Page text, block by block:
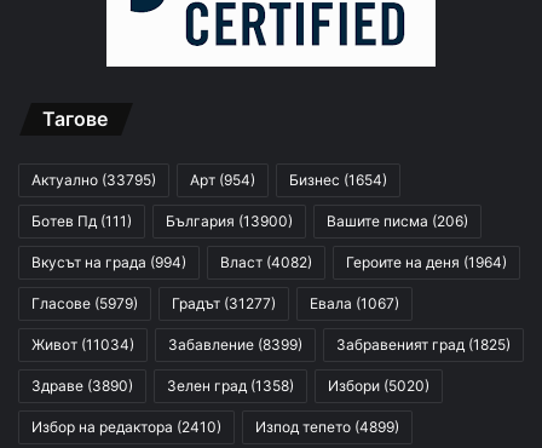
Тагове
Актуално (33795) Арт (954) Бизнес (1654)
Ботев Пд (111) България (13900) Вашите писма (206)
Вкусът на града (994) Власт (4082) Героите на деня (1964)
Гласове (5979) Градът (31277) Евала (1067)
Живот (11034) Забавление (8399) Забравеният град (1825)
Здраве (3890) Зелен град (1358) Избори (5020)
Избор на редактора (2410) Изпод тепето (4899)